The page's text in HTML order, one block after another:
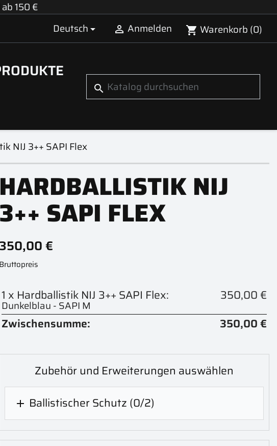
150 €
Deutsch  Anmelden shopping_cart Warenkorb (0)
search
NIJ 3++ SAPI Flex
HARDBALLISTIK NIJ
3++ SAPI FLEX
350,00 €
Bruttopreis
1 x Hardballistik NIJ 3++ SAPI Flex:
Dunkelblau - SAPI M
350,00 €
Zwischensumme:
350,00 €
Zubehör und Erweiterungen auswählen
 Ballistischer Schutz (0/2)